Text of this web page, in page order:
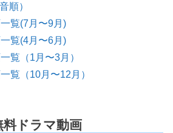
順）
覧(7月〜9月)
覧(4月〜6月)
覧（1月〜3月）
覧（10月〜12月）
ドラマ動画